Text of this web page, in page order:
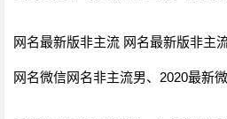
网名最新版非主流 网名最新版非主
网名微信网名非主流男、2020最新